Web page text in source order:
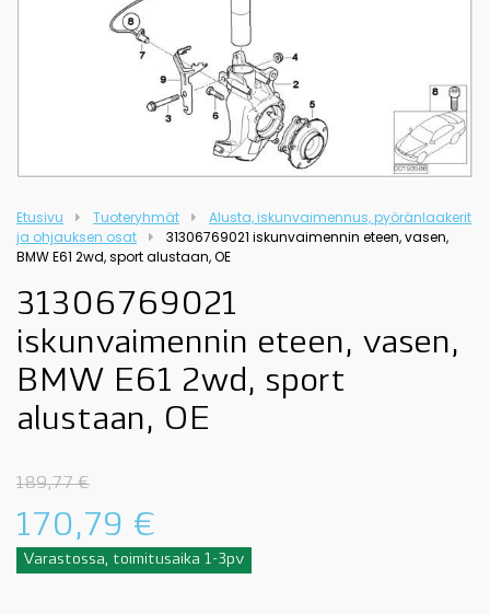
Etusivu Tuoteryhmät
Alusta, iskunvaimennus, pyöränlaakerit
ja ohjauksen osat
31306769021 iskunvaimennin eteen, vasen,
BMW E61 2wd, sport alustaan, OE
31306769021
iskunvaimennin eteen, vasen,
BMW E61 2wd, sport
alustaan, OE
189,77€
170,79 €
Varastossa, toimitusaika 1-3pv